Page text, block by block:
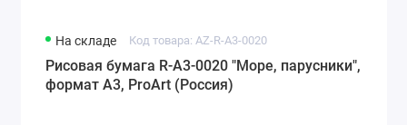
На складе Код товара: AZ-R-A3-0020
Рисовая бумага R-A3-0020 "Море, парусники",
формат А3, ProArt (Россия)